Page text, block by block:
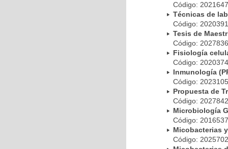
Código:
Técnicas de
Código:
Tesis de
Código:
Fisiología
Código:
Inmunología
Código:
Propuesta de
Código:
Microbiología
Código:
Micobacterias
Código: